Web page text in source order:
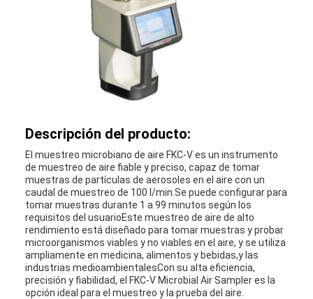
Descripción del producto:
El muestreo microbiano de aire FKC-V es un instrumento
de muestreo de aire fiable y preciso, capaz de tomar
muestras de partículas de aerosoles en el aire con un
caudal de muestreo de 100 l/min.Se puede configurar para
tomar muestras durante 1 a 99 minutos según los
requisitos del usuarioEste muestreo de aire de alto
rendimiento está diseñado para tomar muestras y probar
microorganismos viables y no viables en el aire, y se utiliza
ampliamente en medicina, alimentos y bebidas,y las
industrias medioambientalesCon su alta eficiencia,
precisión y fiabilidad, el FKC-V Microbial Air Sampler es la
opción ideal para el muestreo y la prueba del aire.